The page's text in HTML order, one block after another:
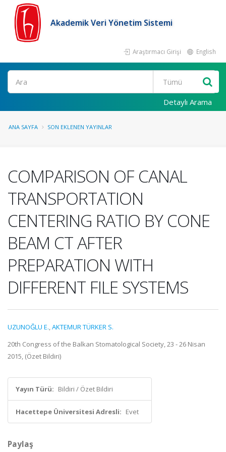
Akademik Veri Yönetim Sistemi
Araştırmacı Girişi English
Ara
Detaylı Arama
ANA SAYFA SON EKLENEN YAYINLAR
COMPARISON OF CANAL
TRANSPORTATION
CENTERING RATIO BY CONE
BEAM CT AFTER
PREPARATION WITH
DIFFERENT FILE SYSTEMS
UZUNOĞLU E.,AKTEMUR TÜRKER S.
20th Congress of the Balkan Stomatological Society, 23 - 26 Nisan
2015, (Özet Bildiri)
Yayın Türü: Bildiri / Özet Bildiri
Hacettepe Üniversitesi Adresli: Evet
Paylaş